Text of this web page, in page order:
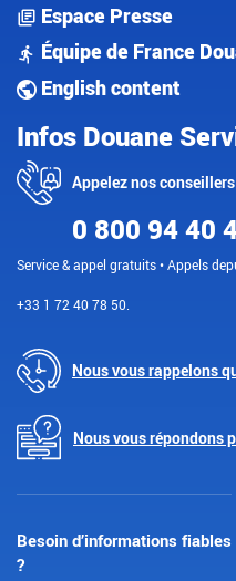
Espace Presse
Équipe de France
English content
Infos Douane
Appelez nos
0 800 94 40
Service & appel gratuits • Appels
+33 1 72 40 78 50.
Nous vous rappelons
Nous vous répondons
Besoin d’informations
?